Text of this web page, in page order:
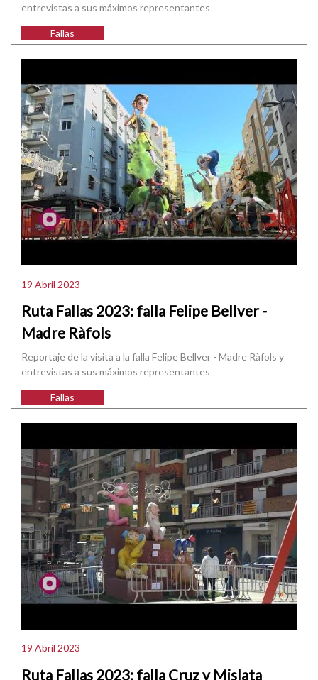
entrevistas a sus máximos representantes
Fallas
19 Abril 2023
Ruta Fallas 2023: falla Felipe Bellver -
Madre Ràfols
Reportaje de la visita a la falla Felipe Bellver - Madre Ràfols y
entrevistas a sus máximos representantes
Fallas
19 Abril 2023
Ruta Fallas 2023: falla Cruz y Mislata